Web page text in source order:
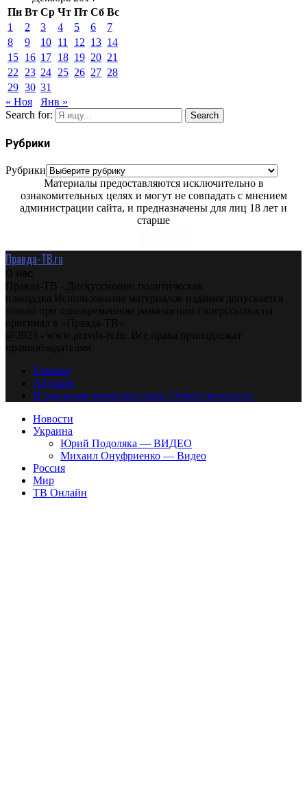
Пн Вт Ср Чт Пт Сб Вс
1
2 3 4 5 6
7
8
9 10 11 12 13 14
15 16 17 18 19 20 21
22
23 24 25 26 27 28
29 30 31
« Ноя
Янв »
Search for:
Search
Рубрики
Рубрики
Материалы предоставляются исключительно в
ознакомительных целях и могут не совпадать с мнением
администрации сайта, и предназначены для лиц 18 лет и
старше
Правда-ТВ.ru
О нас
Правда-ТВ - Дискуссионно политическая
площадка.Использование материалов издания допускается
только при одновременном размещении гиперссылки на
оригинал в «Правда-ТВ»
@2023 - www.pravda-tv.ru. Все права принадлежат
правообладателям.
Главная
Авторам
Владельцам авторских прав. Ответственности.
Новости
Украина
Юрий Подоляка — ВИДЕО
Михаил Онуфриенко — Видео
Россия
Мир
ТВ Онлайн